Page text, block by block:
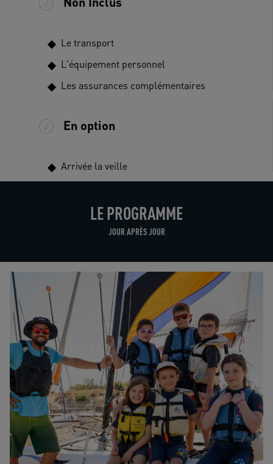
Le transport
L'équipement personnel
Les assurances complémentaires
En option
Arrivée la veille
LE PROGRAMME
JOUR APRÈS JOUR